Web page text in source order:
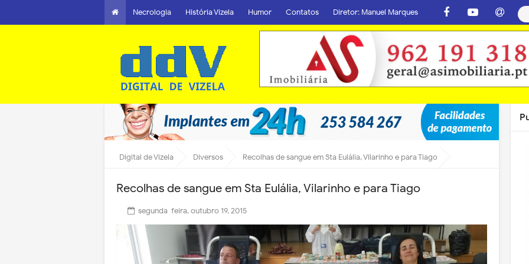
Necrologia História Vizela Humor Contatos Diretor: Manuel Marques
Digital de Vizela Diversos Recolhas de sangue em Sta Eulália, Vilarinho e para Tiago
Recolhas de sangue em Sta Eulália, Vilarinho e para Tiago
segunda-feira, outubro 19, 2015